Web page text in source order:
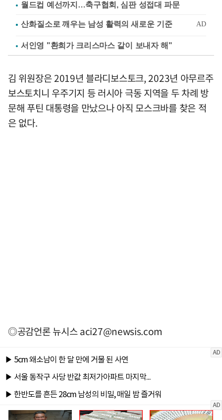
월드컵 예선까지…축구협회, 심판 성접대 파문
서인영 "환희가 크리스마스 같이 보내자 해"
김 위원장은 2019년 블라디보스토크, 2023년 아무르주
보스토치니 우주기지 등 러시아 극동 지역을 두 차례 방
문해 푸틴 대통령을 만났으나 아직 모스크바를 찾은 적
은 없다.
◎공감언론 뉴시스aci27@newsis.com